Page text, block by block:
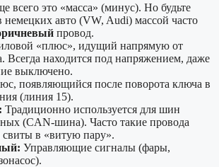
всего это «масса» (минус). Но будьте
авто (VW, Audi) массой часто
провод.
«плюс», идущий напрямую от
Всегда находится под напряжением, даже
выключено.
появляющийся после поворота ключа в
(линия 15).
Традиционно используется для шин
(CAN-шина). Часто такие провода
в «витую пару».
Управляющие сигналы (фары,